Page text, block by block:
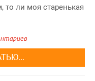
то ли моя старенькая